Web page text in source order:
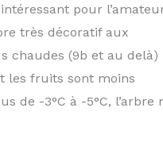
pour
très décoratif aux
chaudes (9b et au delà)
les fruits sont moins
de -3°C à -5°C, l’arbre